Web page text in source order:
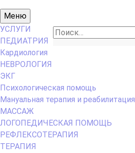
Основное
меню
Меню
Найти:
УСЛУГИ
ПЕДИАТРИЯ
Кардиология
НЕВРОЛОГИЯ
ЭКГ
Психологическая помощь
Мануальная терапия и реабилитация
МАССАЖ
ЛОГОПЕДИЧЕСКАЯ ПОМОЩЬ
РЕФЛЕКСОТЕРАПИЯ
ТЕРАПИЯ